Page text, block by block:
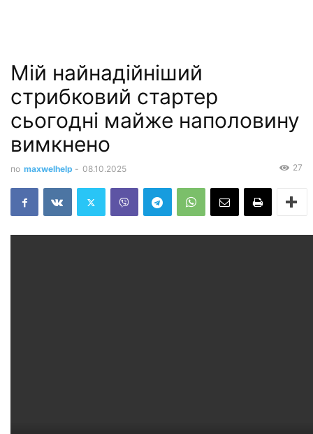
Мій найнадійніший
стрибковий стартер
сьогодні майже наполовину
вимкнено
по maxwelhelp - 08.10.2025 27